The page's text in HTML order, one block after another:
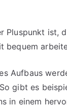
Pluspunkt ist,
bequem
Aufbaus
gibt es
in einem